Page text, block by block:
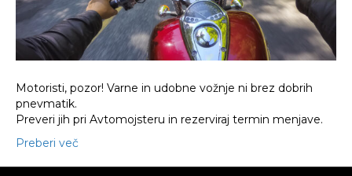
Motoristi, pozor! Varne in udobne vožnje ni brez dobrih
pnevmatik.
Preveri jih pri Avtomojsteru in rezerviraj termin menjave.
Preberi več